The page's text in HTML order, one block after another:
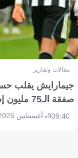
مقالات وتقارير
جيمارايش يقلب
صفقة الـ75 مليون إسترليني؟
09:408 أغسطس 2026